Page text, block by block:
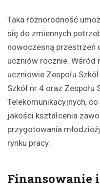
Taka różnorodność
się do zmiennych
nowoczesną przestrzeń
uczniów rocznie. Wśród
uczniowie Zespołu
Szkół nr 4 oraz Zespołu
Telekomunikacyjnych,
jakości kształcenia
przygotowania
rynku pracy.
Finansowanie